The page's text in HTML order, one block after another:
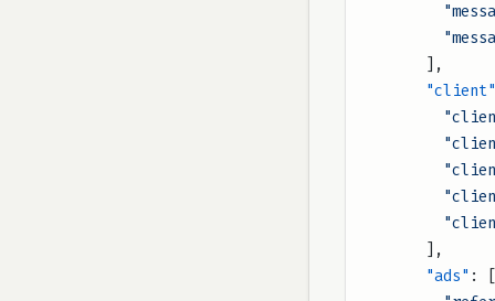
      ],
      "client"
      ],
      "ads"
: [